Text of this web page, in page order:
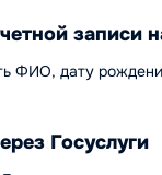
записи
ФИО, дату
Госуслуги